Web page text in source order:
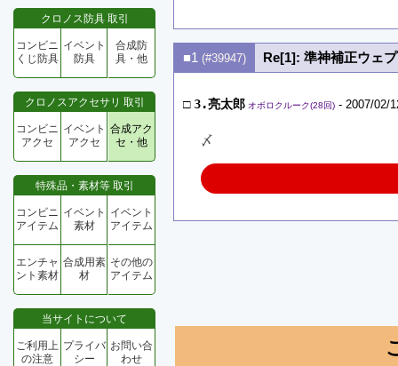
クロノス防具 取引
コンビニ
くじ防具
イベント
防具
合成防
具・他
クロノスアクセサリ 取引
コンビニ
アクセ
イベント
アクセ
合成アク
セ・他
特殊品・素材等 取引
コンビニ
アイテム
イベント
素材
イベント
アイテム
エンチャ
ント素材
合成用素
材
その他の
アイテム
当サイトについて
ご利用上
の注意
プライバ
シー
お問い合
わせ
■1 (#39947) Re[1]: 準神補正ウェ
□3.亮太郎 オボロクルーク(28回) - 2007/02/
〆